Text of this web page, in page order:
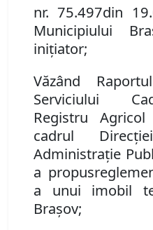
nr. 75.497din
Municipiului
inițiator;
Văzând
Serviciului
Registru
cadrul
Administraţie
a propus
a unui imobil
Brașov;